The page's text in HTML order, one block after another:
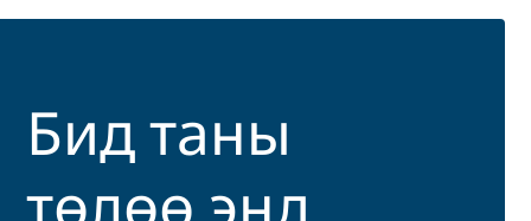
Бид таны
төлөө энд